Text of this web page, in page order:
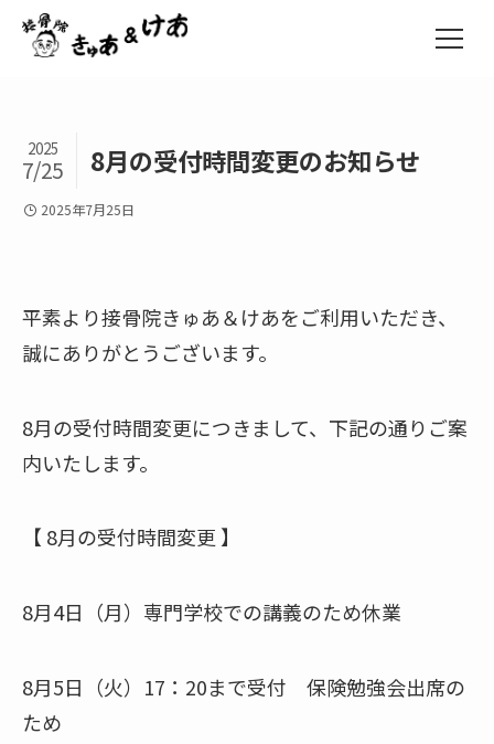
8月の受付時間変更のお知らせ
2025
7/25
2025年7月25日
平素より接骨院きゅあ＆けあをご利用いただき、
誠にありがとうございます。
8月の受付時間変更につきまして、下記の通りご案
内いたします。
【 8月の受付時間変更 】
8月4日（月）専門学校での講義のため休業
8月5日（火）17：20まで受付 保険勉強会出席の
ため